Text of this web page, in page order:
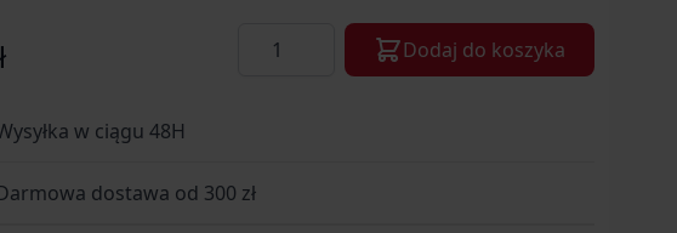
Ilość Dodaj do koszyka
w ciągu 48H
dostawa od 300 zł